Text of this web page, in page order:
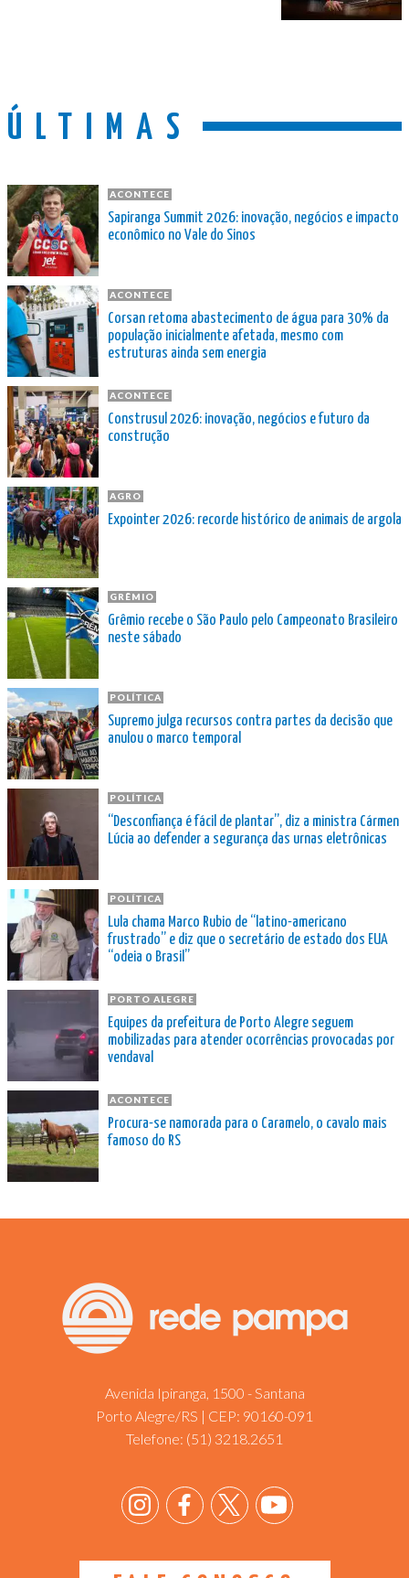
ÚLTIMAS
ACONTECE
Sapiranga Summit 2026: inovação, negócios e impacto
econômico no Vale do Sinos
ACONTECE
Corsan retoma abastecimento de água para 30% da
população inicialmente afetada, mesmo com
estruturas ainda sem energia
ACONTECE
Construsul 2026: inovação, negócios e futuro da
construção
AGRO
Expointer 2026: recorde histórico de animais de argola
GRÊMIO
Grêmio recebe o São Paulo pelo Campeonato Brasileiro
neste sábado
POLÍTICA
Supremo julga recursos contra partes da decisão que
anulou o marco temporal
POLÍTICA
“Desconfiança é fácil de plantar”, diz a ministra Cármen
Lúcia ao defender a segurança das urnas eletrônicas
POLÍTICA
Lula chama Marco Rubio de “latino-americano
frustrado” e diz que o secretário de estado dos EUA
“odeia o Brasil”
PORTO ALEGRE
Equipes da prefeitura de Porto Alegre seguem
mobilizadas para atender ocorrências provocadas por
vendaval
ACONTECE
Procura-se namorada para o Caramelo, o cavalo mais
famoso do RS
Avenida Ipiranga, 1500 - Santana
Porto Alegre/RS | CEP: 90160-091
Telefone: (51) 3218.2651